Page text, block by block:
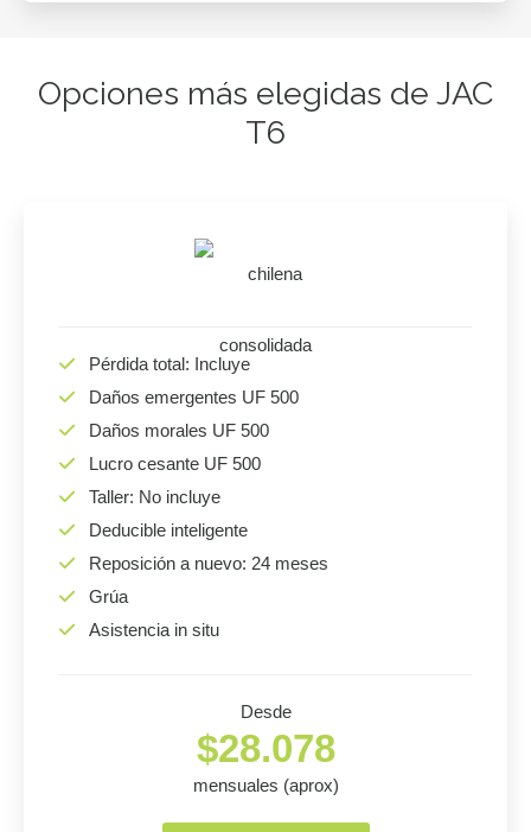
Opciones más elegidas de JAC
T6
Pérdida total: Incluye
Daños emergentes UF 500
Daños morales UF 500
Lucro cesante UF 500
Taller: No incluye
Deducible inteligente
Reposición a nuevo: 24 meses
Grúa
Asistencia in situ
Desde
$28.078
mensuales (aprox)